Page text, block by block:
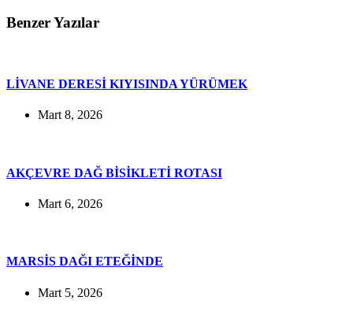
Benzer Yazılar
LİVANE DERESİ KIYISINDA YÜRÜMEK
Mart 8, 2026
AKÇEVRE DAĞ BİSİKLETİ ROTASI
Mart 6, 2026
MARSİS DAĞI ETEĞİNDE
Mart 5, 2026